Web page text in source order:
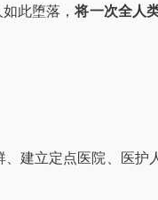
此堕落，将一次全人
建立定点医院、医护